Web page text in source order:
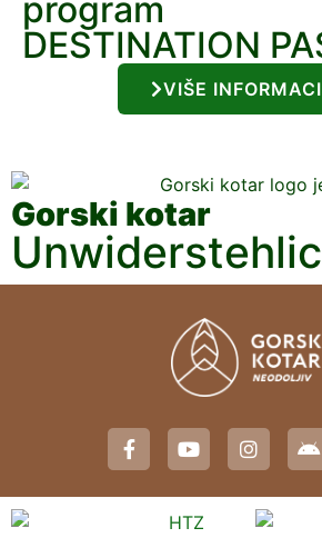
program
DESTINATION
VIŠE
Gorski kotar